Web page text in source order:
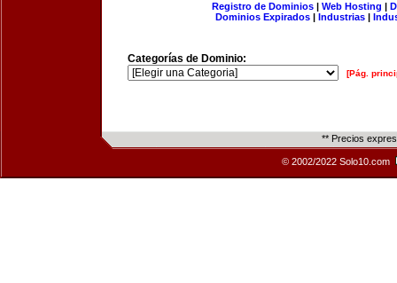
Registro de Dominios| Web Hosting |
Dominios Expirados | Industrias |
Categorías de Dominio:
[Pág.
** Precios
© 2002/2022 Solo10.com